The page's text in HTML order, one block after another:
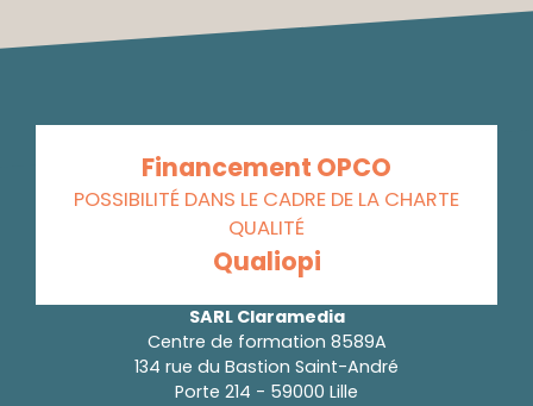
Financement OPCO
POSSIBILITÉ DANS LE CADRE DE LA CHARTE
QUALITÉ
Qualiopi
SARL Claramedia
Centre de formation 8589A
134 rue du Bastion Saint-André
Porte 214 - 59000 Lille